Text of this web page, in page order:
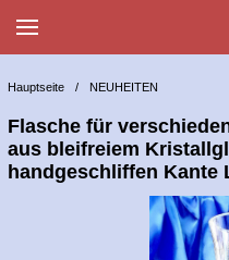
Hauptseite / NEUHEITEN
Flasche für
aus bleifreiem
handgeschliffen Kante